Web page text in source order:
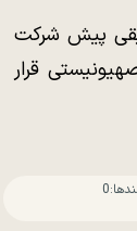
پیش شرکت
قرار
0